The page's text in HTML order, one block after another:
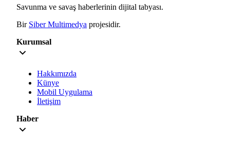
Savunma ve savaş haberlerinin dijital tabyası.
Bir Siber Multimedya projesidir.
Kurumsal
Hakkımızda
Künye
Mobil Uygulama
İletişim
Haber